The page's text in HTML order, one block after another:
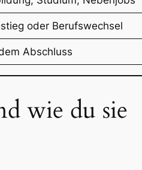
oder Berufswechsel
Abschluss
wie du sie